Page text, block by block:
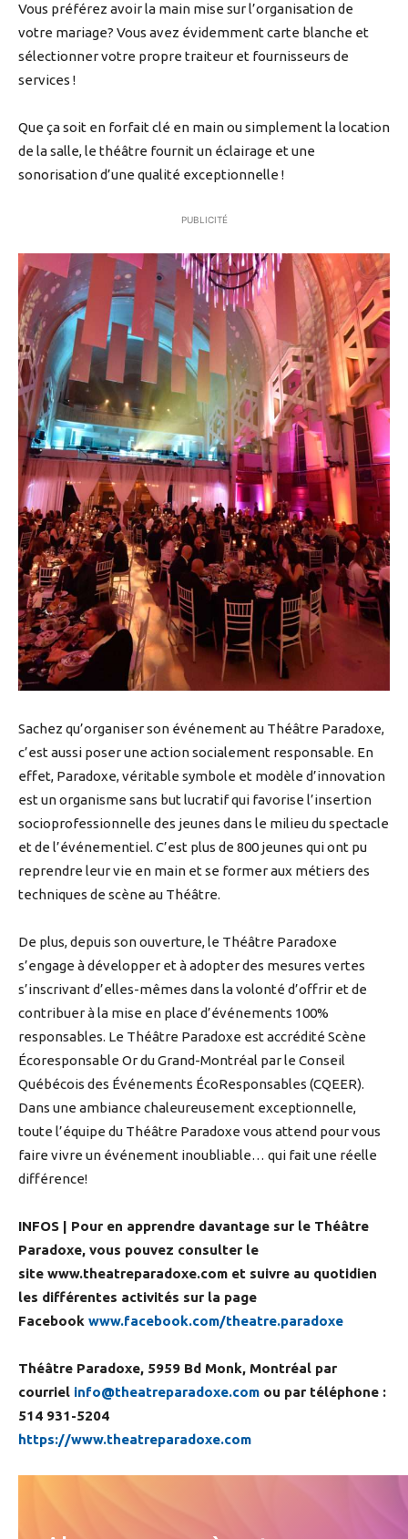
Vous préférez avoir la main mise sur l’organisation de
votre mariage? Vous avez évidemment carte blanche et
sélectionner votre propre traiteur et fournisseurs de
services !
Que ça soit en forfait clé en main ou simplement la location
de la salle, le théâtre fournit un éclairage et une
sonorisation d’une qualité exceptionnelle !
PUBLICITÉ
Sachez qu’organiser son événement au Théâtre Paradoxe,
c’est aussi poser une action socialement responsable. En
effet, Paradoxe, véritable symbole et modèle d’innovation
est un organisme sans but lucratif qui favorise l’insertion
socioprofessionnelle des jeunes dans le milieu du spectacle
et de l’événementiel. C’est plus de 800 jeunes qui ont pu
reprendre leur vie en main et se former aux métiers des
techniques de scène au Théâtre.
De plus, depuis son ouverture, le Théâtre Paradoxe
s’engage à développer et à adopter des mesures vertes
s’inscrivant d’elles-mêmes dans la volonté d’offrir et de
contribuer à la mise en place d’événements 100%
responsables. Le Théâtre Paradoxe est accrédité Scène
Écoresponsable Or du Grand-Montréal par le Conseil
Québécois des Événements ÉcoResponsables (CQEER).
Dans une ambiance chaleureusement exceptionnelle,
toute l’équipe du Théâtre Paradoxe vous attend pour vous
faire vivre un événement inoubliable… qui fait une réelle
différence!
INFOS | Pour en apprendre davantage sur le Théâtre
Paradoxe, vous pouvez consulter le
site www.theatreparadoxe.com et suivre au quotidien
les différentes activités sur la page
Facebook www.facebook.com/theatre.paradoxe
Théâtre Paradoxe, 5959 Bd Monk, Montréal par
courriel info@theatreparadoxe.com ou par téléphone :
514 931-5204
https://www.theatreparadoxe.com